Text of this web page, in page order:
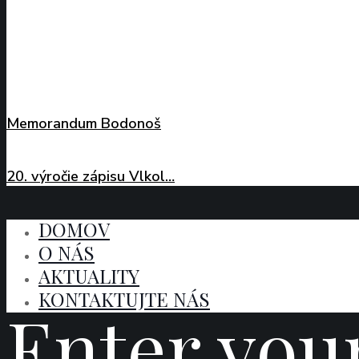
Memorandum Bodonoš
20. výročie zápisu Vlkol…
DOMOV
O NÁS
AKTUALITY
KONTAKTUJTE NÁS